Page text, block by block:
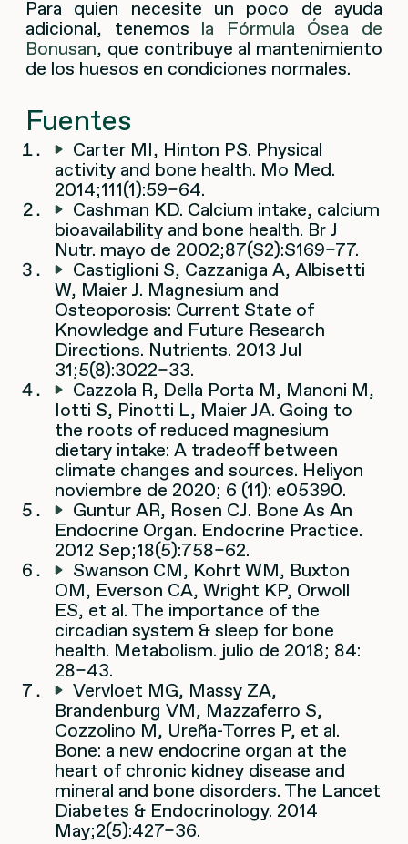
Para quien necesite un poco de ayuda
adicional, tenemos la Fórmula Ósea de
Bonusan, que contribuye al mantenimiento
de los huesos en condiciones normales.
Fuentes
Carter MI, Hinton PS. Physical
activity and bone health. Mo Med.
2014;111(1):59–64.
Cashman KD. Calcium intake, calcium
bioavailability and bone health. Br J
Nutr. mayo de 2002;87(S2):S169–77.
Castiglioni S, Cazzaniga A, Albisetti
W, Maier J. Magnesium and
Osteoporosis: Current State of
Knowledge and Future Research
Directions. Nutrients. 2013 Jul
31;5(8):3022–33.
Cazzola R, Della Porta M, Manoni M,
Iotti S, Pinotti L, Maier JA. Going to
the roots of reduced magnesium
dietary intake: A tradeoff between
climate changes and sources. Heliyon
noviembre de 2020; 6 (11): e05390.
Guntur AR, Rosen CJ. Bone As An
Endocrine Organ. Endocrine Practice.
2012 Sep;18(5):758–62.
Swanson CM, Kohrt WM, Buxton
OM, Everson CA, Wright KP, Orwoll
ES, et al. The importance of the
circadian system & sleep for bone
health. Metabolism. julio de 2018; 84:
28–43.
Vervloet MG, Massy ZA,
Brandenburg VM, Mazzaferro S,
Cozzolino M, Ureña-Torres P, et al.
Bone: a new endocrine organ at the
heart of chronic kidney disease and
mineral and bone disorders. The Lancet
Diabetes & Endocrinology. 2014
May;2(5):427–36.